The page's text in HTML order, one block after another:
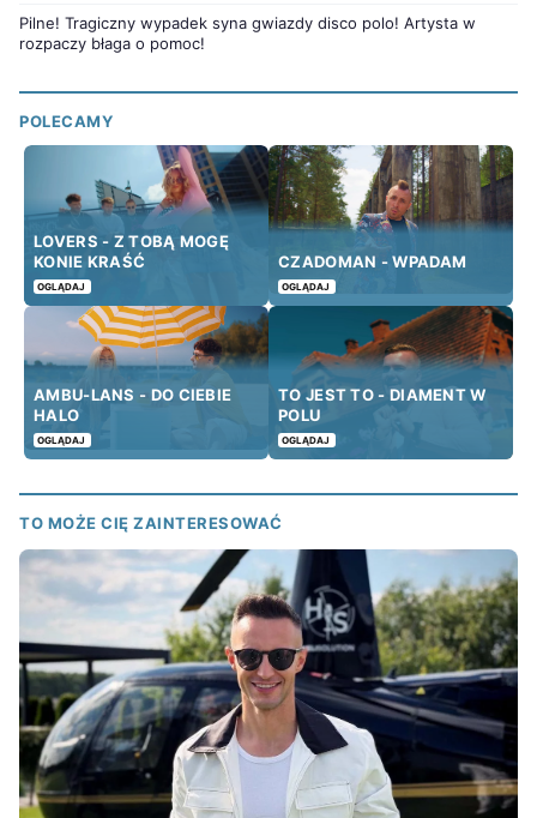
Pilne! Tragiczny wypadek syna gwiazdy disco polo! Artysta w
rozpaczy błaga o pomoc!
POLECAMY
LOVERS - Z TOBĄ MOGĘ
KONIE KRAŚĆ
OGLĄDAJ
CZADOMAN - WPADAM
OGLĄDAJ
AMBU-LANS - DO CIEBIE
HALO
OGLĄDAJ
TO JEST TO - DIAMENT W
POLU
OGLĄDAJ
TO MOŻE CIĘ ZAINTERESOWAĆ